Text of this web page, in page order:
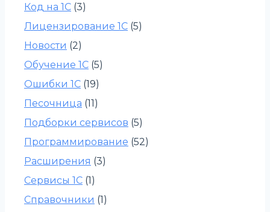
Код на 1С (3)
Лицензирование 1С (5)
Новости (2)
Обучение 1С (5)
Ошибки 1С (19)
Песочница (11)
Подборки сервисов (5)
Программирование (52)
Расширения (3)
Сервисы 1С (1)
Справочники (1)